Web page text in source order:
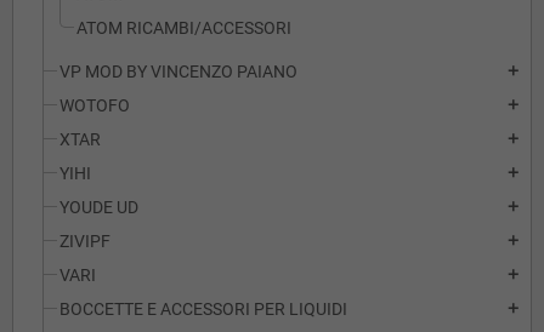
ATOM RICAMBI/ACCESSORI
VP MOD BY VINCENZO PAIANO add
WOTOFO add
XTAR add
YIHI add
YOUDE UD add
ZIVIPF add
VARI add
BOCCETTE E ACCESSORI PER LIQUIDI add